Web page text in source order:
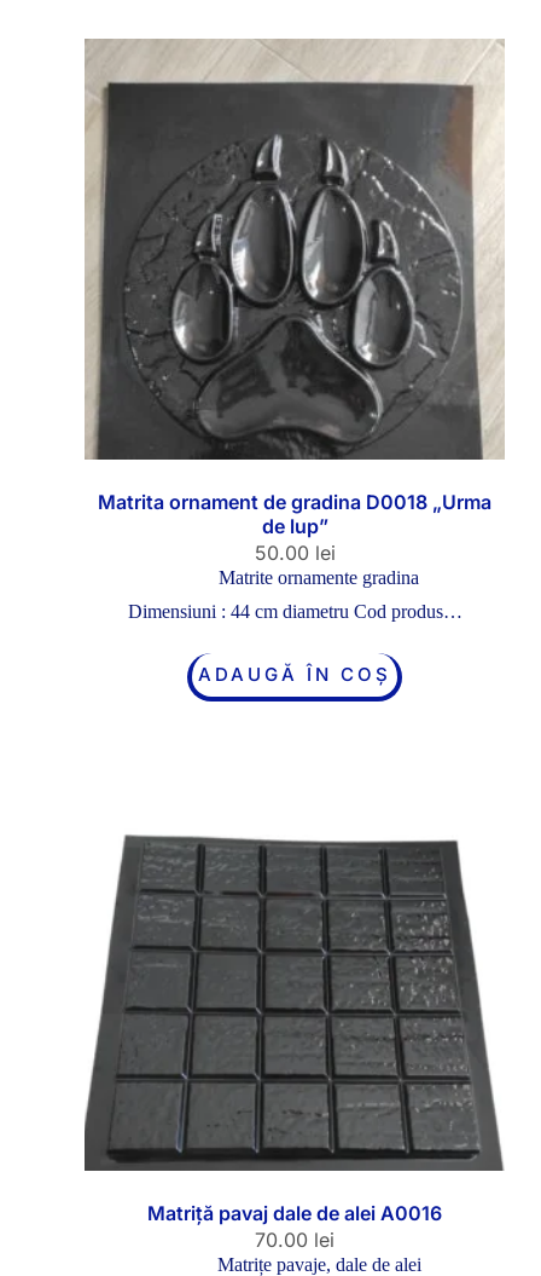
Matrita ornament de gradina D0018 „Urma
de lup”
50.00 lei
Matrite ornamente gradina
Dimensiuni : 44 cm diametru Cod produs…
ADAUGĂ ÎN COȘ
Matriță pavaj dale de alei A0016
70.00 lei
Matrițe pavaje, dale de alei